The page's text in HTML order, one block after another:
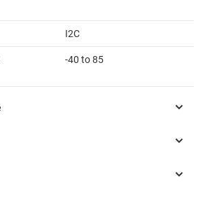
I2C
-40 to 85